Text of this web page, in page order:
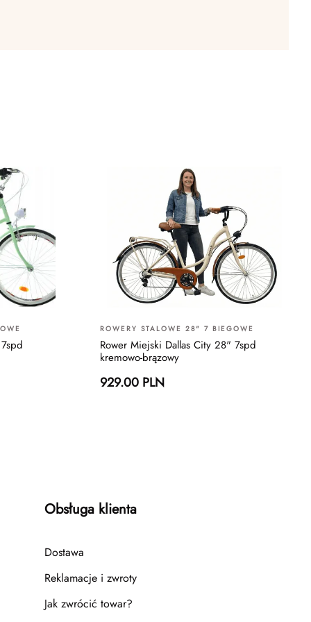
ROWERY STALOWE 28" 7 BIEGOWE
Rower Miejski Dallas City 28" 7spd
kremowo-brązowy
929.00 PLN
Obsługa klienta
Dostawa
Reklamacje i zwroty
Jak zwrócić towar?